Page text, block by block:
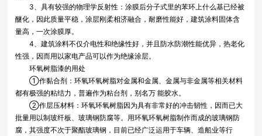
3、具有较强的物理学反射性：涂膜后分子式里的苯环上什么基已经被
醚化，因此质量平稳，涂层刚柔相济融合，耐磨性能好，建筑涂料固体含
量高，一次涂膜厚。
4、建筑涂料不仅介电性和绝缘性好，并且防水防潮性能优异，热老化
性强，因而用以家电产品可以作为绝缘涂层。
环氧树脂漆的用处
①作黏合剂：环氧环氧树脂对金属和金属、金属与非金属等相关材料
都有极强的粘结力，普遍作为粘台剂，别名万 能胶水。
②作层压材料：环氧环氧树脂因为具有非常好的冲击韧性，因而已大
批量用以制玻纤板、玻璃钢防腐等。用环氧环氧树脂制作而成的玻璃钢防
腐，其强度不次于聚酯玻璃钢，目前已经广泛运用于车辆、造船业等行